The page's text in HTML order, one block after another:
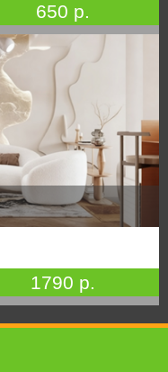
650 р.
1790 р.